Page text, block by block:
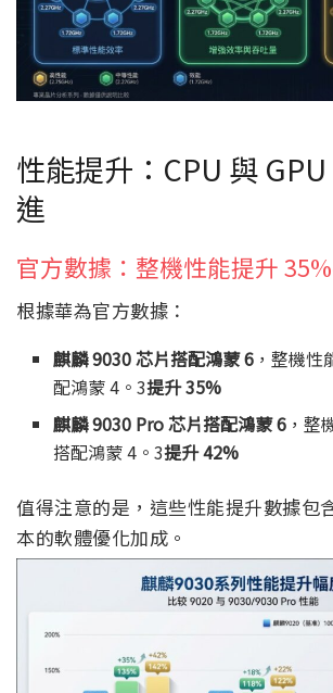
性能提升：CPU 與
進
官方數據：整機性能提升
根據華為官方數據：
麒麟 9030 芯片搭配鴻蒙 6 ，整機性
配鴻蒙 4。3提升 35%
麒麟 9030 Pro 芯片搭配鴻蒙 6 ，整
搭配鴻蒙 4。3提升 42%
值得注意的是，這些性能提升數據包
本的軟體優化加成。